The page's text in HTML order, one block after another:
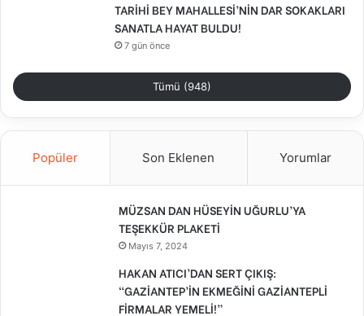
TARİHİ BEY MAHALLESİ’NİN DAR SOKAKLARI
SANATLA HAYAT BULDU!
7 gün önce
Tümü (948)
Popüler Son Eklenen Yorumlar
MÜZSAN DAN HÜSEYİN UĞURLU’YA
TEŞEKKÜR PLAKETİ
Mayıs 7, 2024
HAKAN ATICI’DAN SERT ÇIKIŞ:
“GAZİANTEP’İN EKMEĞİNİ GAZİANTEPLİ
FİRMALAR YEMELİ!”